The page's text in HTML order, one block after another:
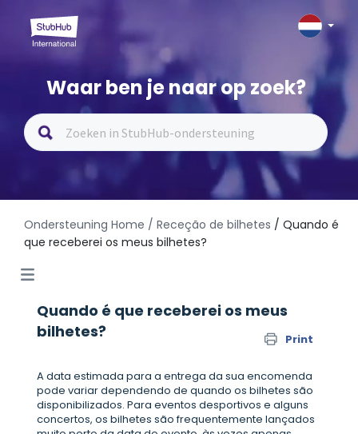
Waar ben je naar op zoek?
Ondersteuning Home / Receção de bilhetes / Quando é
que receberei os meus bilhetes?
Quando é que receberei os meus
bilhetes?
Print
A data estimada para a entrega da sua encomenda
pode variar dependendo de quando os bilhetes são
disponibilizados. Para eventos desportivos e alguns
concertos, os bilhetes são frequentemente lançados